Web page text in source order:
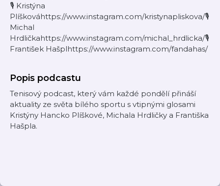
🎙 Kristýna
Plíškováhttps://www.instagram.com/kristynapliskova/🎙
Michal
Hrdličkahttps://www.instagram.com/michal_hrdlicka/🎙
František Hašplhttps://www.instagram.com/fandahas/
Popis podcastu
Tenisový podcast, který vám každé pondělí přináší
aktuality ze světa bílého sportu s vtipnými glosami
Kristýny Hancko Plíškové, Michala Hrdličky a Františka
Hašpla.